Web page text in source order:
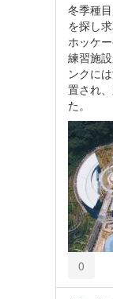
冬季種
を探し
ホッケ
練習施
ンクに
置され
た。
0